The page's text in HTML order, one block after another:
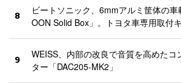
8
ビートソニック、6mmアルミ筐体の
OON Solid Box」。トヨタ車専用取付
9
WEISS、内部の改良で音質を高めたコ
ター「DAC205-MK2」